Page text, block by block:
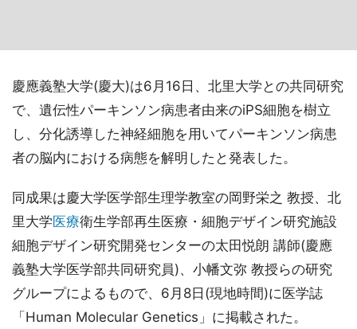
慶應義塾大学(慶大)は6月16日、北里大学との共同研究
で、遺伝性パーキンソン病患者由来のiPS細胞を樹立
し、分化誘導した神経細胞を用いてパーキンソン病患
者の脳内における病態を解明したと発表した。
同成果は慶大学医学部生理学教室の岡野栄之 教授、北
里大学医療衛生学部再生医療・細胞デザイン研究施設
細胞デザイン研究開発センターの太田悦朗 講師(慶應
義塾大学医学部共同研究員)、小幡文弥 教授らの研究
グループによるもので、6月8日(現地時間)に医学誌
「Human Molecular Genetics」に掲載された。